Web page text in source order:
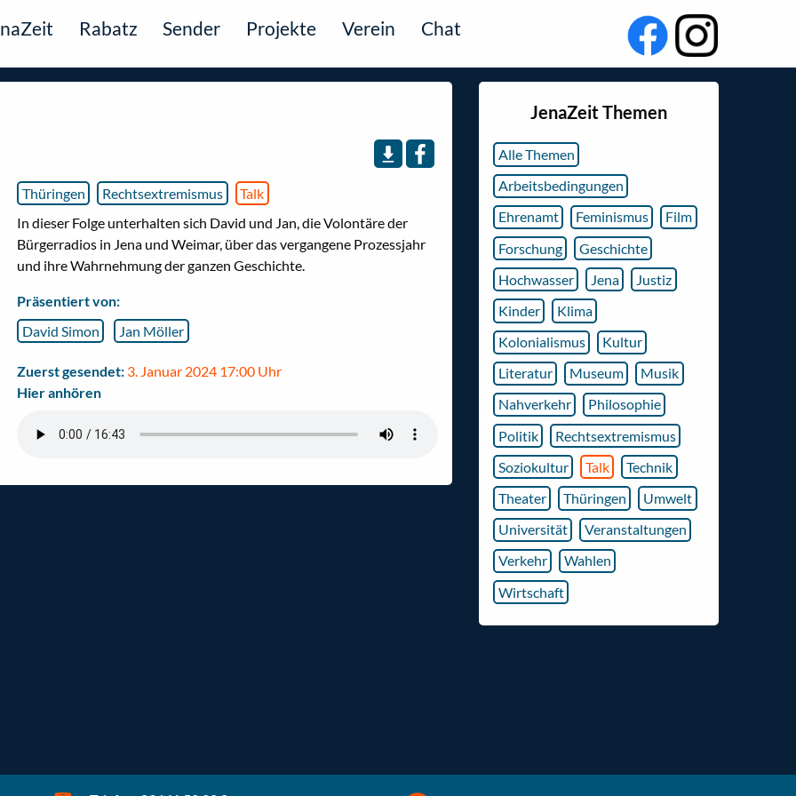
Rabatz Sender Projekte Verein Chat
Thüringen Rechtsextremismus
Talk
In dieser Folge unterhalten sich David und Jan, die Volontäre der
Bürgerradios in Jena und Weimar, über das vergangene Prozessjahr
und ihre Wahrnehmung der ganzen Geschichte.
Präsentiert von:
David Simon
Jan Möller
Zuerst gesendet: 3. Januar 2024 17:00 Uhr
Hier anhören
JenaZeit Themen
Alle Themen
Arbeitsbedingungen
Ehrenamt
Feminismus
Film
Forschung
Geschichte
Hochwasser
Jena
Justiz
Kinder
Klima
Kolonialismus
Kultur
Literatur
Museum
Musik
Nahverkehr
Philosophie
Politik
Rechtsextremismus
Soziokultur
Talk
Technik
Theater
Thüringen
Umwelt
Universität
Veranstaltungen
Verkehr
Wahlen
Wirtschaft